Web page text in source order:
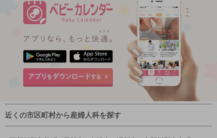
近くの市区町村から産婦人科を探す